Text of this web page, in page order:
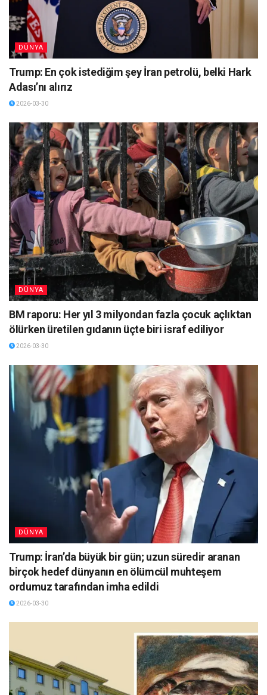
DÜNYA
Trump: En çok istediğim şey İran petrolü, belki Hark
Adası’nı alırız
2026-03-30
DÜNYA
BM raporu: Her yıl 3 milyondan fazla çocuk açlıktan
ölürken üretilen gıdanın üçte biri israf ediliyor
2026-03-30
DÜNYA
Trump: İran’da büyük bir gün; uzun süredir aranan
birçok hedef dünyanın en ölümcül muhteşem
ordumuz tarafından imha edildi
2026-03-30